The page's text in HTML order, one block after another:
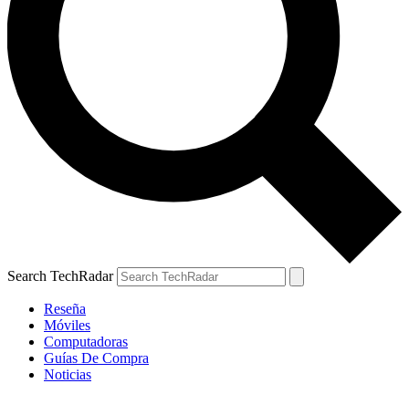
Search TechRadar
Reseña
Móviles
Computadoras
Guías De Compra
Noticias